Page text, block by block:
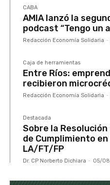
CABA
AMIA lanzó la
podcast “Tengo un
Redacción Economía Solidaria -
Caja de herramientas
Entre Ríos:
recibieron
Redacción Economía Solidaria -
Destacada
Sobre la Resolución
de Cumplimiento
LA/FT/FP
Dr. CP Norberto Dichiara - 05/